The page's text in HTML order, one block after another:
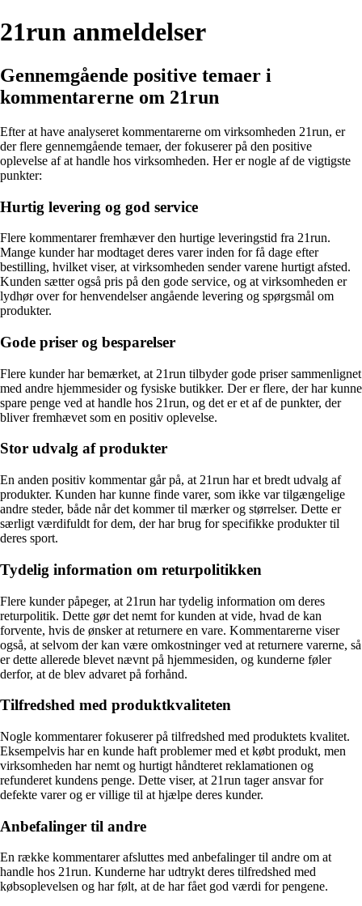
21run anmeldelser
Gennemgående positive temaer i
kommentarerne om 21run
Efter at have analyseret kommentarerne om virksomheden 21run, er
der flere gennemgående temaer, der fokuserer på den positive
oplevelse af at handle hos virksomheden. Her er nogle af de vigtigste
punkter:
Hurtig levering og god service
Flere kommentarer fremhæver den hurtige leveringstid fra 21run.
Mange kunder har modtaget deres varer inden for få dage efter
bestilling, hvilket viser, at virksomheden sender varene hurtigt afsted.
Kunden sætter også pris på den gode service, og at virksomheden er
lydhør over for henvendelser angående levering og spørgsmål om
produkter.
Gode priser og besparelser
Flere kunder har bemærket, at 21run tilbyder gode priser sammenlignet
med andre hjemmesider og fysiske butikker. Der er flere, der har kunne
spare penge ved at handle hos 21run, og det er et af de punkter, der
bliver fremhævet som en positiv oplevelse.
Stor udvalg af produkter
En anden positiv kommentar går på, at 21run har et bredt udvalg af
produkter. Kunden har kunne finde varer, som ikke var tilgængelige
andre steder, både når det kommer til mærker og størrelser. Dette er
særligt værdifuldt for dem, der har brug for specifikke produkter til
deres sport.
Tydelig information om returpolitikken
Flere kunder påpeger, at 21run har tydelig information om deres
returpolitik. Dette gør det nemt for kunden at vide, hvad de kan
forvente, hvis de ønsker at returnere en vare. Kommentarerne viser
også, at selvom der kan være omkostninger ved at returnere varerne, så
er dette allerede blevet nævnt på hjemmesiden, og kunderne føler
derfor, at de blev advaret på forhånd.
Tilfredshed med produktkvaliteten
Nogle kommentarer fokuserer på tilfredshed med produktets kvalitet.
Eksempelvis har en kunde haft problemer med et købt produkt, men
virksomheden har nemt og hurtigt håndteret reklamationen og
refunderet kundens penge. Dette viser, at 21run tager ansvar for
defekte varer og er villige til at hjælpe deres kunder.
Anbefalinger til andre
En række kommentarer afsluttes med anbefalinger til andre om at
handle hos 21run. Kunderne har udtrykt deres tilfredshed med
købsoplevelsen og har følt, at de har fået god værdi for pengene.